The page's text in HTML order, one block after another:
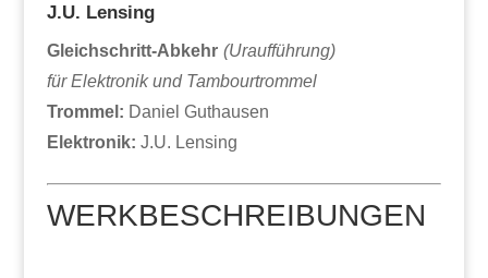
J.U. Lensing
Gleichschritt-Abkehr (Uraufführung)
für Elektronik und Tambourtrommel
Trommel: Daniel Guthausen
Elektronik: J.U. Lensing
WERKBESCHREIBUNGEN